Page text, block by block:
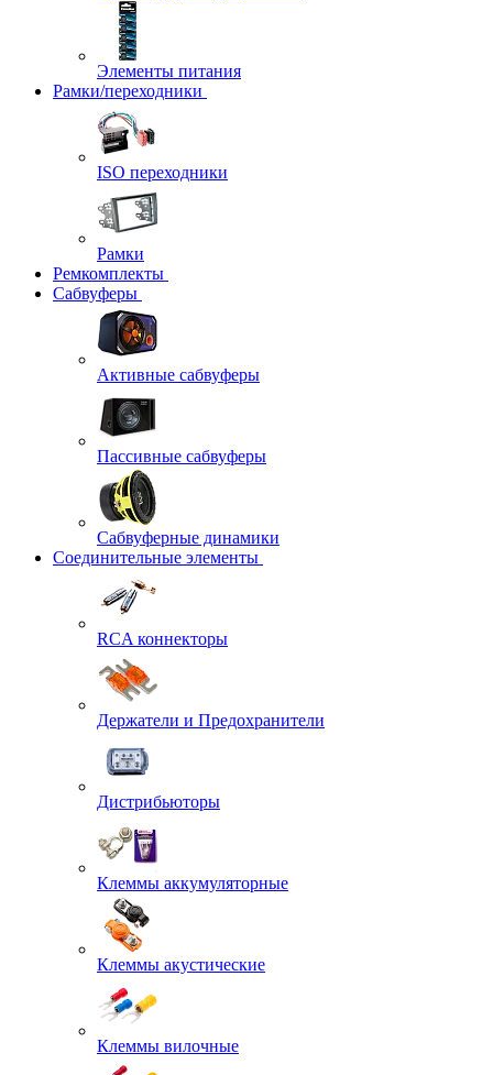
Элементы питания
Рамки/переходники
ISO переходники
Рамки
Ремкомплекты
Сабвуферы
Активные сабвуферы
Пассивные сабвуферы
Сабвуферные динамики
Соединительные элементы
RCA коннекторы
Держатели и Предохранители
Дистрибьюторы
Клеммы аккумуляторные
Клеммы акустические
Клеммы вилочные